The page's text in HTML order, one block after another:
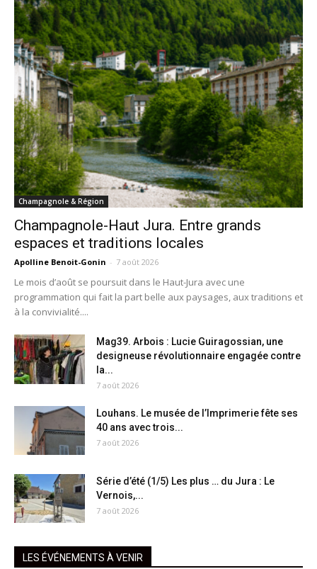
Champagnole & Région
Champagnole-Haut Jura. Entre grands
espaces et traditions locales
Apolline Benoit-Gonin - 7 août 2026
Le mois d’août se poursuit dans le Haut-Jura avec une
programmation qui fait la part belle aux paysages, aux traditions et
à la convivialité....
Mag39. Arbois : Lucie Guiragossian, une
designeuse révolutionnaire engagée contre
la...
7 août 2026
Louhans. Le musée de l’Imprimerie fête ses
40 ans avec trois...
7 août 2026
Série d’été (1/5) Les plus … du Jura : Le
Vernois,...
7 août 2026
LES ÉVÉNEMENTS À VENIR